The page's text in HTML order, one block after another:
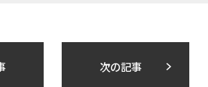
次の記事